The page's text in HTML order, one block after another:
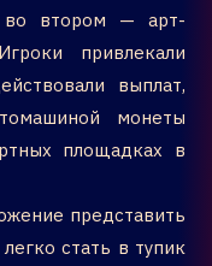
во втором — арт-
привлекали
выплат,
монеты
площадках в
представить
стать в тупик